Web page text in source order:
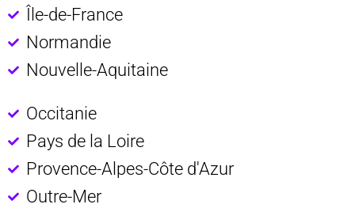
Île-de-France
Normandie
Nouvelle-Aquitaine
Occitanie
Pays de la Loire
Provence-Alpes-Côte d'Azur
Outre-Mer